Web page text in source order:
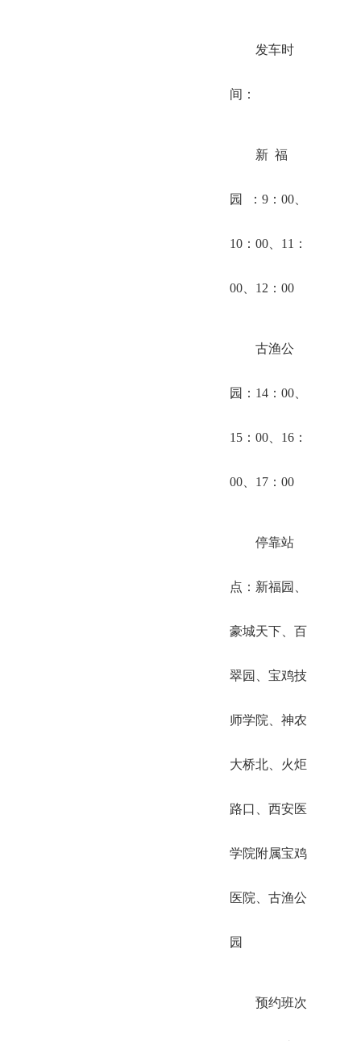
发车时
间：
新 福
园 ：9：00、
10：00、11：
00、12：00
古渔公
园：14：00、
15：00、16：
00、17：00
停靠站
点：新福园、
豪城天下、百
翠园、宝鸡技
师学院、神农
大桥北、火炬
路口、西安医
学院附属宝鸡
医院、古渔公
园
预约班次